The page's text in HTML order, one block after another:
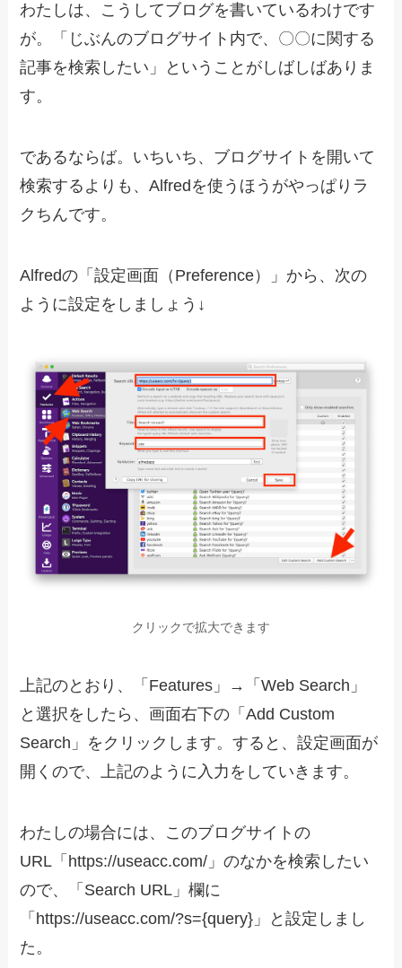
わたしは、こうしてブログを書いているわけです
が。「じぶんのブログサイト内で、〇〇に関する
記事を検索したい」ということがしばしばありま
す。
であるならば。いちいち、ブログサイトを開いて
検索するよりも、Alfredを使うほうがやっぱりラ
クちんです。
Alfredの「設定画面（Preference）」から、次の
ように設定をしましょう↓
クリックで拡大できます
上記のとおり、「Features」→「Web Search」
と選択をしたら、画面右下の「Add Custom
Search」をクリックします。すると、設定画面が
開くので、上記のように入力をしていきます。
わたしの場合には、このブログサイトの
URL「https://useacc.com/」のなかを検索したい
ので、「Search URL」欄に
「https://useacc.com/?s={query}」と設定しまし
た。